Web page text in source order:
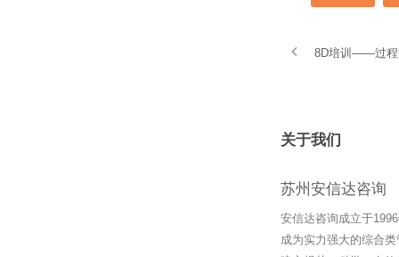
8D培训——过程
关于我们
苏州安信达咨询
安信达咨询成立于
成为实力强大的综合